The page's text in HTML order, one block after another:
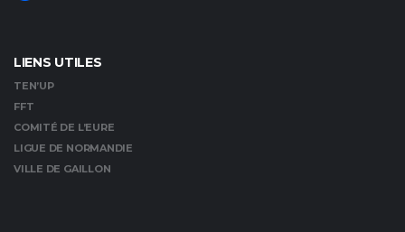
LIENS UTILES
TEN’UP
FFT
COMITÉ DE L’EURE
LIGUE DE NORMANDIE
VILLE DE GAILLON